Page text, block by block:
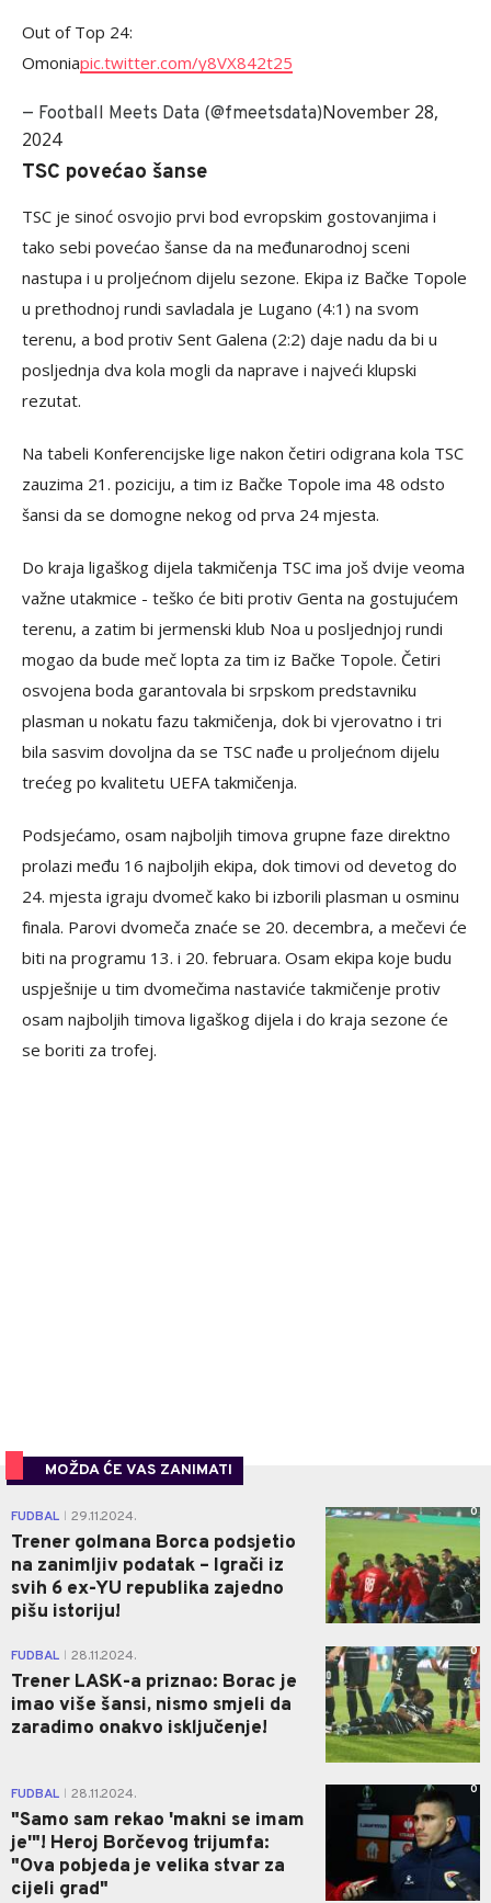
Out of Top 24:
Omoniapic.twitter.com/y8VX842t25
— Football Meets Data (@fmeetsdata)November 28,
2024
TSC povećao šanse
TSC je sinoć osvojio prvi bod evropskim gostovanjima i
tako sebi povećao šanse da na međunarodnoj sceni
nastupa i u proljećnom dijelu sezone. Ekipa iz Bačke Topole
u prethodnoj rundi savladala je Lugano (4:1) na svom
terenu, a bod protiv Sent Galena (2:2) daje nadu da bi u
posljednja dva kola mogli da naprave i najveći klupski
rezutat.
Na tabeli Konferencijske lige nakon četiri odigrana kola TSC
zauzima 21. poziciju, a tim iz Bačke Topole ima 48 odsto
šansi da se domogne nekog od prva 24 mjesta.
Do kraja ligaškog dijela takmičenja TSC ima još dvije veoma
važne utakmice - teško će biti protiv Genta na gostujućem
terenu, a zatim bi jermenski klub Noa u posljednjoj rundi
mogao da bude meč lopta za tim iz Bačke Topole. Četiri
osvojena boda garantovala bi srpskom predstavniku
plasman u nokatu fazu takmičenja, dok bi vjerovatno i tri
bila sasvim dovoljna da se TSC nađe u proljećnom dijelu
trećeg po kvalitetu UEFA takmičenja.
Podsjećamo, osam najboljih timova grupne faze direktno
prolazi među 16 najboljih ekipa, dok timovi od devetog do
24. mjesta igraju dvomeč kako bi izborili plasman u osminu
finala. Parovi dvomeča znaće se 20. decembra, a mečevi će
biti na programu 13. i 20. februara. Osam ekipa koje budu
uspješnije u tim dvomečima nastaviće takmičenje protiv
osam najboljih timova ligaškog dijela i do kraja sezone će
se boriti za trofej.
MOŽDA ĆE VAS ZANIMATI
FUDBAL 29.11.2024.
Trener golmana Borca podsjetio
na zanimljiv podatak – Igrači iz
svih 6 ex-YU republika zajedno
pišu istoriju!
0
FUDBAL 28.11.2024.
Trener LASK-a priznao: Borac je
imao više šansi, nismo smjeli da
zaradimo onakvo isključenje!
0
FUDBAL 28.11.2024.
"Samo sam rekao 'makni se imam
je'"! Heroj Borčevog trijumfa:
"Ova pobjeda je velika stvar za
cijeli grad"
0